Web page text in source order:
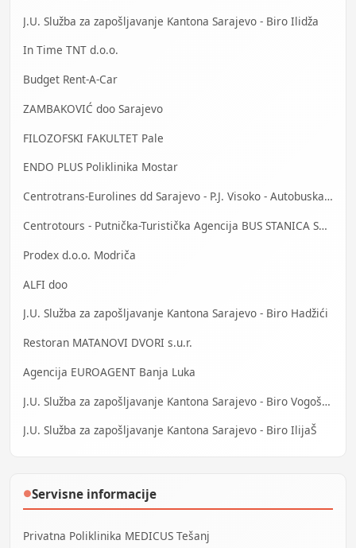
J.U. Služba za zapošljavanje Kantona Sarajevo - Biro Ilidža
In Time TNT d.o.o.
Budget Rent-A-Car
ZAMBAKOVIĆ doo Sarajevo
FILOZOFSKI FAKULTET Pale
ENDO PLUS Poliklinika Mostar
Centrotrans-Eurolines dd Sarajevo - P.J. Visoko - Autobuska stanica
Centrotours - Putnička-Turistička Agencija BUS STANICA Sarajevo
Prodex d.o.o. Modriča
ALFI doo
J.U. Služba za zapošljavanje Kantona Sarajevo - Biro Hadžići
Restoran MATANOVI DVORI s.u.r.
Agencija EUROAGENT Banja Luka
J.U. Služba za zapošljavanje Kantona Sarajevo - Biro Vogošća
J.U. Služba za zapošljavanje Kantona Sarajevo - Biro IlijaŠ
●Servisne informacije
Privatna Poliklinika MEDICUS Tešanj